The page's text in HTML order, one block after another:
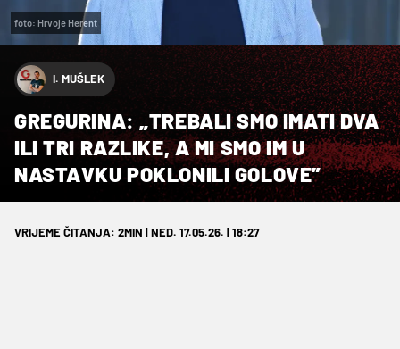
foto: Hrvoje Herent
I. MUŠLEK
GREGURINA: „TREBALI SMO IMATI DVA
ILI TRI RAZLIKE, A MI SMO IM U
NASTAVKU POKLONILI GOLOVE”
VRIJEME ČITANJA: 2MIN | NED. 17.05.26. | 18:27